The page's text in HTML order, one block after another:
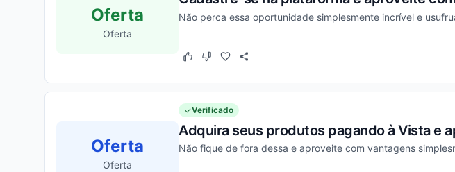
Oferta
Oferta
Não perca essa oportunidade simplesmente incrível e
Este cupom funcionou
Este cupom não funcionou
Oferta
Oferta
Verificado
Adquira seus produtos pagando à Vista e
Não fique de fora dessa e aproveite com vantagens